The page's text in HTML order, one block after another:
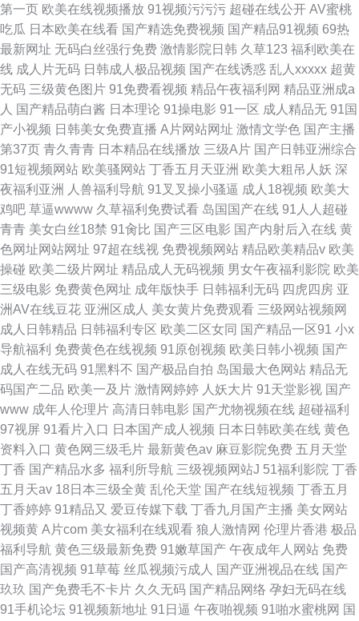
第一页 欧美在线视频播放 91视频污污污 超碰在线公开 AV蜜桃
吃瓜 日本欧美在线看 国产精选免费视频 国产精品91视频 69热
最新网址 无码白丝强行免费 激情影院日韩 久草123 福利欧美在
线 成人片无码 日韩成人极品视频 国产在线诱惑 乱人xxxxx 超黄
无码 三级黄色图片 91免费看视频 精品午夜福利网 精品亚洲成a
人 国产精品萌白酱 日本理论 91操电影 91一区 成人精品无 91国
产小视频 日韩美女免费直播 A片网站网址 激情文学色 国产主播
第37页 青久青青 日本精品在线播放 三级A片 国产日韩亚洲综合
91短视频网站 欧美骚网站 丁香五月天亚洲 欧美大粗吊人妖 深
夜福利亚洲
人兽福利导航 91叉叉操小骚逼 成人18视频 欧美大
鸡吧 草逼wwww 久草福利免费试看 岛国国产在线 91人人超碰
青青 美女白丝18禁 91肏比 国产三区电影 国产内射后入在线 黄
色网址网站网址 97超在线视 免费视频网站 精品欧美精品v 欧美
操碰 欧美二级片网址 精品成人无码视频 男女午夜福利影院 欧美
三级电影 免费黄色网址 成年版快手 日韩福利无码 四虎四房 亚
洲AV在线豆花 亚洲区成人 美女黄片免费观看 三级网站视频网
成人日韩精品 日韩福利专区 欧美二区女同 国产精品一区91 小x
导航福利 免费黄色在线视频 91原创视频 欧美日韩小视频 国产
成人在线无码 91黑料不 国产极品自拍 岛国最大色网站 精品无
码国产二品 欧美一及片 激情网婷婷 人妖大片 91天堂影视 国产
www 成年人伦理片 高清日韩电影 国产尤物视频在线 超碰福利
97视屏 91看片入口 日本国产成人视频 日本日韩欧美在线 黄色
资料入口 黄色网三级毛片 最新黄色av 麻豆影院免费 五月天堂
丁香 国产精品水多 福利所导航 三级视频网站J 51福利影院 丁香
五月天av 18日本三级全黄 乱伦天堂 国产在线短视频 丁香五月
丁香婷婷 91精品又 爱豆传媒下载 丁香九月国产主播 美女网站
视频黄 A片com 美女福利在线观看 狼人激情网 伦理片香港 极品
福利导航 黄色三级最新免费 91嫩草国产 午夜成年人网站 免费
国产高清视频 91草莓 丝瓜视频污成人 国产亚洲视品在线 国产
玖玖 国产免费毛不卡片 久久无码 国产精品网络 孕妇无码在线
91手机论坛 91视频新地址 91日逼 午夜啪视频 91啪水蜜桃网 国